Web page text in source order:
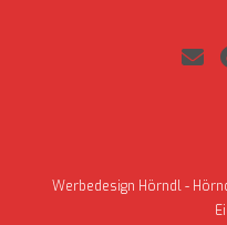
Werbedesign Hörndl -